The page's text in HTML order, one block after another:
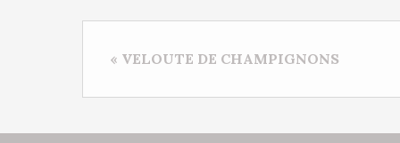
« VELOUTE DE CHAMPIGNONS